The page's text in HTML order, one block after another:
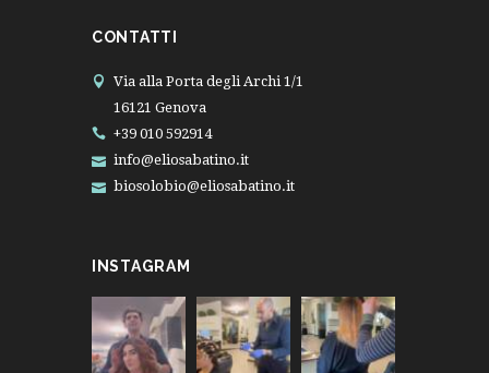
CONTATTI
Via alla Porta degli Archi 1/1
16121 Genova
+39 010 592914
info@eliosabatino.it
biosolobio@eliosabatino.it
INSTAGRAM